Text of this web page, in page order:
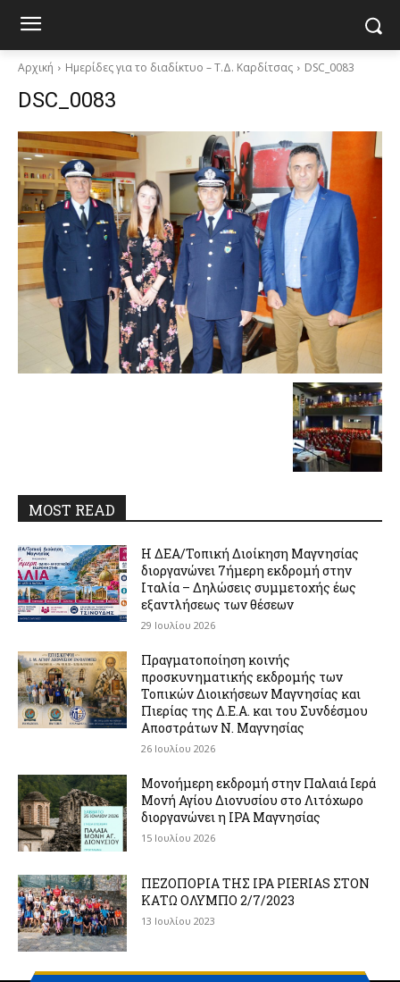
Αρχική Ημερίδες για το διαδίκτυο – Τ.Δ. Καρδίτσας DSC_0083
DSC_0083
MOST READ
Η ΔΕΑ/Τοπική Διοίκηση Μαγνησίας
διοργανώνει 7ήμερη εκδρομή στην
Ιταλία – Δηλώσεις συμμετοχής έως
εξαντλήσεως των θέσεων
29 Ιουλίου 2026
Πραγματοποίηση κοινής
προσκυνηματικής εκδρομής των
Τοπικών Διοικήσεων Μαγνησίας και
Πιερίας της Δ.Ε.Α. και του Συνδέσμου
Αποστράτων Ν. Μαγνησίας
26 Ιουλίου 2026
Μονοήμερη εκδρομή στην Παλαιά Ιερά
Μονή Αγίου Διονυσίου στο Λιτόχωρο
διοργανώνει η IPA Μαγνησίας
15 Ιουλίου 2026
ΠΕΖΟΠΟΡΙΑ ΤΗΣ IPA PIERIAS ΣΤΟΝ
ΚΑΤΩ ΟΛΥΜΠΟ 2/7/2023
13 Ιουλίου 2023